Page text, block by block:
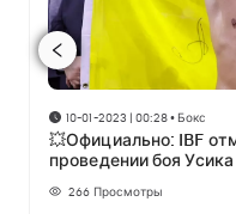
10-01-2023 | 00:28• Бокс
💥Официально: IBF
проведении боя
266 Просмотры